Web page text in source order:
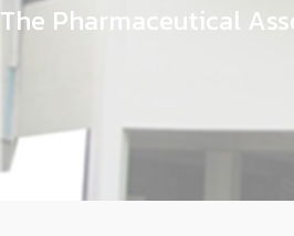
The Pharmaceutical